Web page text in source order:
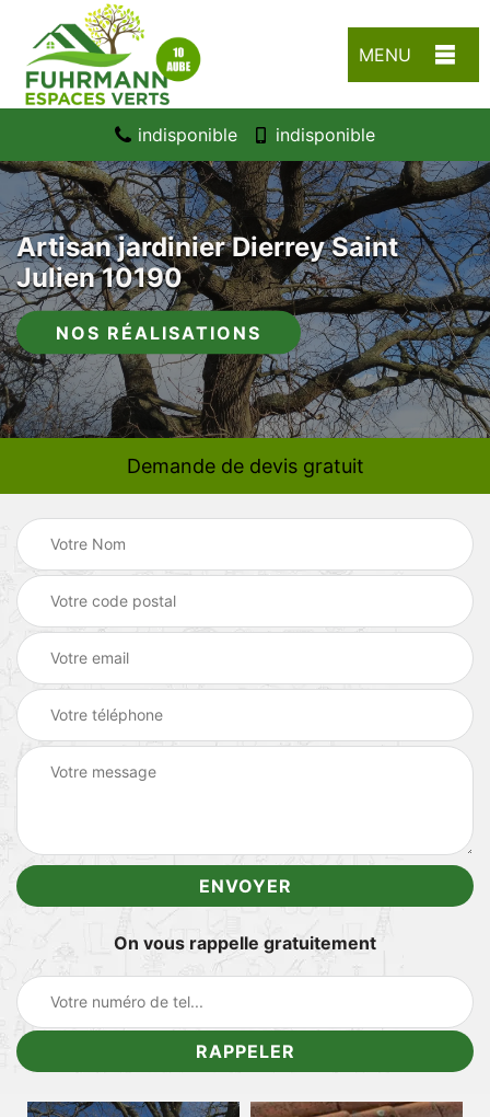
MENU
indisponible indisponible
Artisan jardinier Dierrey Saint
Julien 10190
NOS RÉALISATIONS
Demande de devis gratuit
On vous rappelle gratuitement